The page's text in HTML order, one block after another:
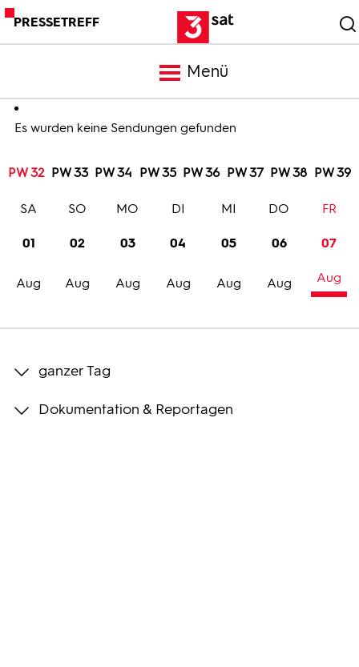
PRESSETREFF
Menü
Meldungen
Programm
Trailer
Bilder
Es wurden keine Sendungen gefunden
PW 32 PW 33 PW 34 PW 35 PW 36 PW 37 PW 38 PW 39
01
Aug
SA
02
Aug
SO
03
Aug
MO
04
Aug
DI
05
Aug
MI
06
Aug
DO
07
Aug
FR
ganzer Tag
Dokumentation & Reportagen